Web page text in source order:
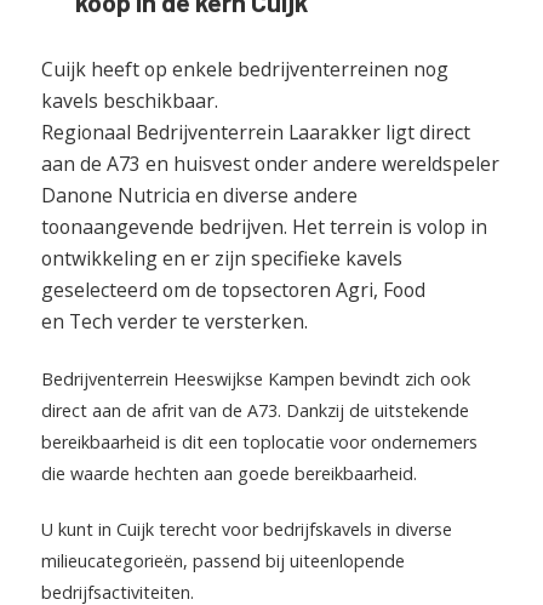
Cuijk heeft op enkele bedrijventerreinen nog
kavels beschikbaar.
Regionaal Bedrijventerrein Laarakker ligt direct
aan de A73 en huisvest onder andere wereldspeler
Danone Nutricia en diverse andere
toonaangevende bedrijven. Het terrein is volop in
ontwikkeling en er zijn specifieke kavels
geselecteerd om de topsectoren Agri, Food
en Tech verder te versterken.
Bedrijventerrein Heeswijkse Kampen bevindt zich ook
direct aan de afrit van de A73. Dankzij de uitstekende
bereikbaarheid is dit een toplocatie voor ondernemers
die waarde hechten aan goede bereikbaarheid.
U kunt in Cuijk terecht voor bedrijfskavels in diverse
milieucategorieën, passend bij uiteenlopende
bedrijfsactiviteiten.